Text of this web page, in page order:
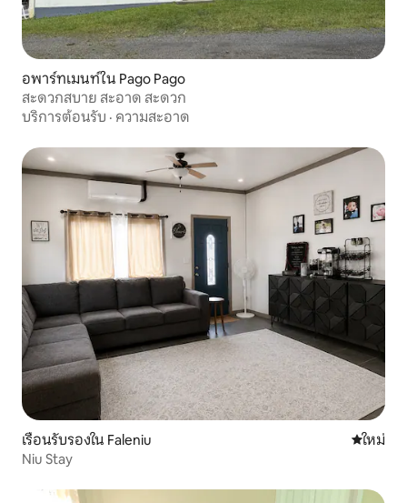
อพาร์ทเมนท์ใน Pago Pago
สะดวกสบาย สะอาด สะดวก
บริการต้อนรับ · ความสะอาด
เรือนรับรองใน Faleniu ที่พักใหม่
ใหม่
Niu Stay